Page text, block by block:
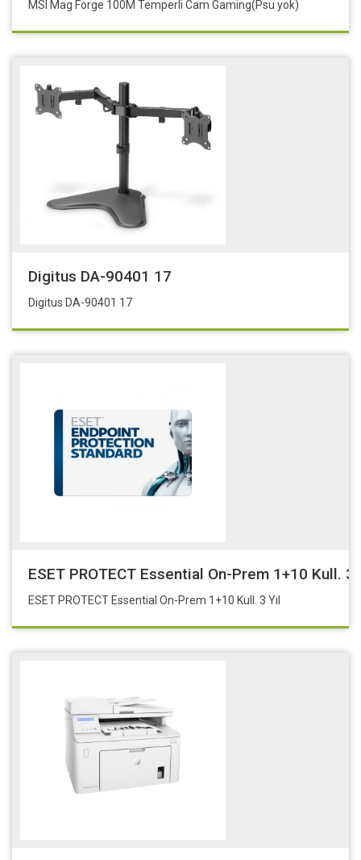
MSI Mag Forge 100M Temperli Cam Gaming(Psu yok)
Digitus DA-90401 17
Digitus DA-90401 17
ESET PROTECT Essential On-Prem 1+10 Kull. 3
ESET PROTECT Essential On-Prem 1+10 Kull. 3 Yıl